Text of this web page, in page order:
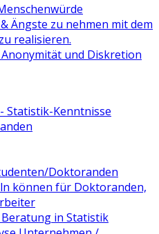
Ängste zu nehmen mit dem
realisieren.
und Diskretion
Statistik-Kenntnisse
Doktoranden
können für Doktoranden,
in Statistik